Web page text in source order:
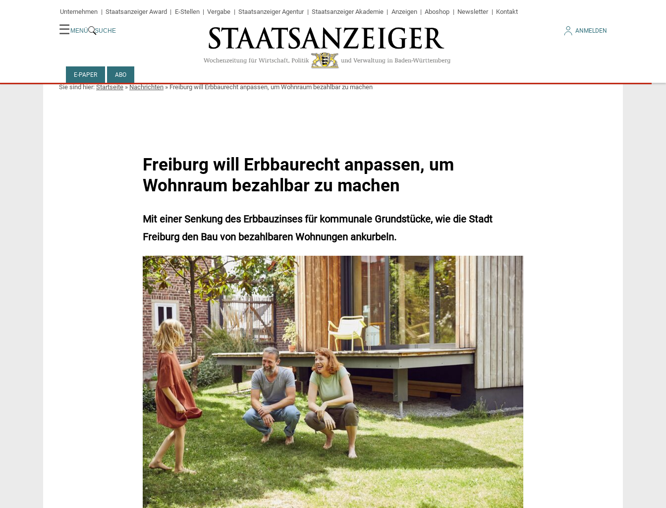
Unternehmen Staatsanzeiger Award E-Stellen Vergabe Staatsanzeiger Agentur Staatsanzeiger Akademie Anzeigen Aboshop Newsletter Kontakt
☰ MENÜ SUCHE ANMELDEN
E-PAPER ABO
Startseite»Nachrichten»Freiburg will Erbbaurecht anpassen, um Wohnraum bezahlbar zu machen
Freiburg will Erbbaurecht anpassen, um
Wohnraum bezahlbar zu machen
Mit einer Senkung des Erbbauzinses für kommunale Grundstücke, wie die Stadt
Freiburg den Bau von bezahlbaren Wohnungen ankurbeln.